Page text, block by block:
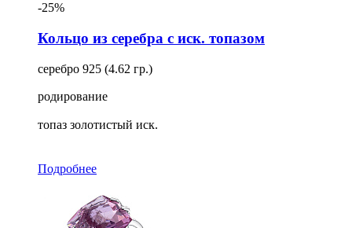
-25%
Кольцо из серебра с иск. топазом
серебро 925 (4.62 гр.)
родирование
топаз золотистый иск.
Подробнее